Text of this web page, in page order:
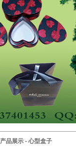
产品展示 - 心型盒子